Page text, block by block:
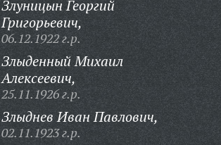
Злуницын Георгий
Григорьевич,
06.12.1922 г.р.
Злыденный Михаил
Алексеевич,
25.11.1926 г.р.
Злыднев Иван Павлович,
02.11.1923 г.р.